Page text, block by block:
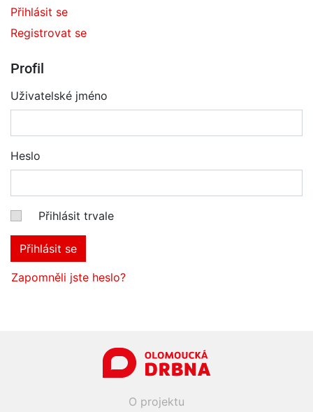
Přihlásit se
Registrovat se
Profil
Uživatelské jméno
Heslo
Přihlásit trvale
Přihlásit se
Zapomněli jste heslo?
O projektu